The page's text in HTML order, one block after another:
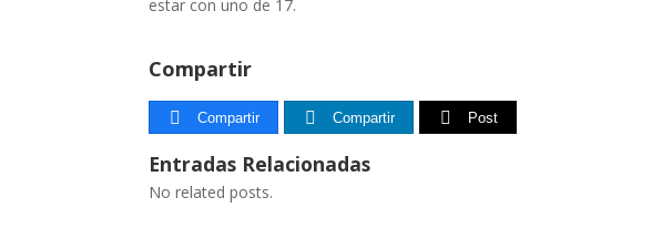
estar con uno de 17.
Compartir
Compartir Compartir Post
Entradas Relacionadas
No related posts.